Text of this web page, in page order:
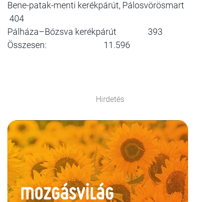
Bene-patak-menti kerékpárút, Pálosvörösmart
404
Pálháza–Bózsva kerékpárút 393
Összesen: 11.596
Hirdetés